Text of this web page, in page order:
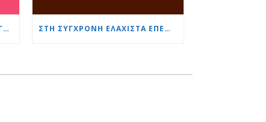
ΚΑΘΗΓΉΤΡΙΑ ΝΑΤΑΛΊΑ ΤΣΙΛΙΝΓΚΊΡΟΒΑ: ΟΙ ΑΣΘΕΝΕΊΣ ΜΑΣ ΕΊΝΑΙ ΉΡΩΕΣ ΚΑΙ ΕΜΕΊΣ ΤΟΥΣ ΒΟΗΘΆΜΕ ΝΑ ΑΝΤΑΠΕΞΈΡΧΟΝΤΑΙ ΠΙΟ ΓΡΉΓΟΡΑ ΚΑΙ ΠΙΟ ΕΎΚΟΛΑ ΣΤΗ ΣΎΓΧΡΟΝΗ ΕΛΆΧΙΣΤΑ ΕΠΕΜΒΑΤΙΚΉ ΚΑΡΔΙΟΧΕΙΡΟΥΡΓΙΚΉ, Η ΗΛΙΚΊΑ ΕΊΝΑΙ ΑΠΛΏΣ ΈΝΑΣ ΑΡΙΘΜΌΣ